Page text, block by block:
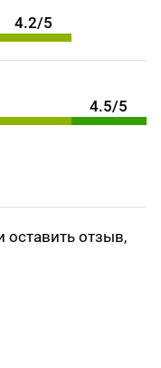
4.2/5
4.5/5
оставить отзыв,